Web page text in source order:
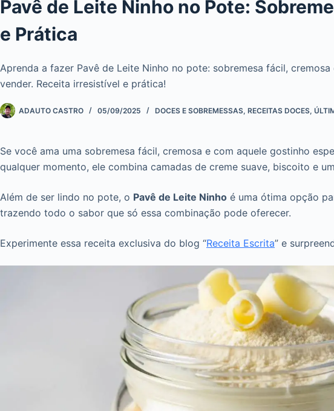
Pavê de Leite Ninho no Pote:
e Prática
Aprenda a fazer Pavê de Leite Ninho no pote: sobremesa fácil,
vender. Receita irresistível e prática!
ADAUTO CASTRO 05/09/2025 DOCES E SOBREMESSAS, RECEITAS DOCES,
Se você ama uma sobremesa fácil, cremosa e com aquele gostinho
qualquer momento, ele combina camadas de creme suave, biscoito e
Além de ser lindo no pote, o Pavê de Leite Ninho é uma ótima opção
trazendo todo o sabor que só essa combinação pode oferecer.
Experimente essa receita exclusiva do blog “Receita Escrita” e